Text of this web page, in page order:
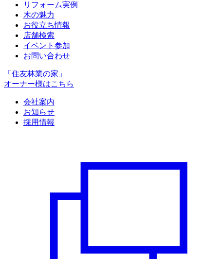
リフォーム実例
木の魅力
お役立ち情報
店舗検索
イベント参加
お問い合わせ
「住友林業の家」
オーナー様はこちら
会社案内
お知らせ
採用情報